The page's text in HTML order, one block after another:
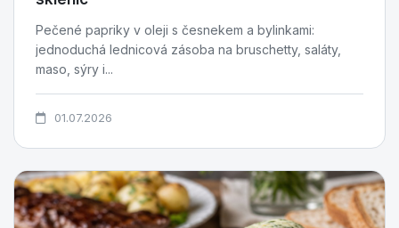
Pečené papriky v oleji s česnekem a bylinkami:
jednoduchá lednicová zásoba na bruschetty, saláty,
maso, sýry i...
01.07.2026